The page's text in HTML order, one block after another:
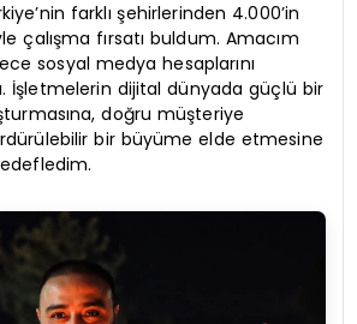
farklı şehirlerinden 4.000’in
çalışma fırsatı buldum. Amacım
sosyal medya hesaplarını
İşletmelerin dijital dünyada güçlü bir
doğru müşteriye
bir büyüme elde etmesine